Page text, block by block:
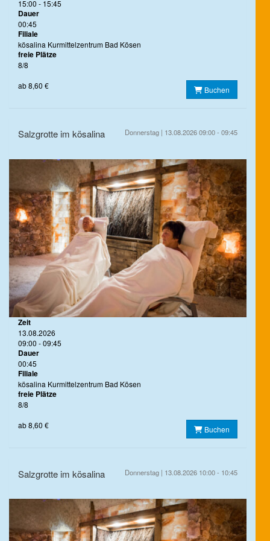
15:00 - 15:45
Dauer
00:45
Filiale
kösalina Kurmittelzentrum Bad Kösen
freie Plätze
8/8
ab 8,60 €
Buchen
Salzgrotte im kösalina Donnerstag | 13.08.2026 09:00 - 09:45
Zeit
13.08.2026
09:00 - 09:45
Dauer
00:45
Filiale
kösalina Kurmittelzentrum Bad Kösen
freie Plätze
8/8
ab 8,60 €
Buchen
Salzgrotte im kösalina Donnerstag | 13.08.2026 10:00 - 10:45